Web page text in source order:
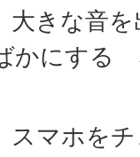
きな音
かにする
マホを